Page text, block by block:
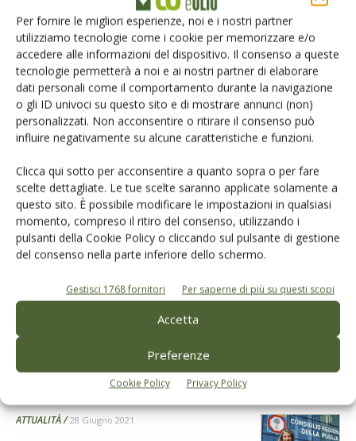
Per fornire le migliori esperienze, noi e i nostri partner
utilizziamo tecnologie come i cookie per memorizzare e/o
accedere alle informazioni del dispositivo. Il consenso a queste
tecnologie permetterà a noi e ai nostri partner di elaborare
dati personali come il comportamento durante la navigazione
o gli ID univoci su questo sito e di mostrare annunci (non)
personalizzati. Non acconsentire o ritirare il consenso può
influire negativamente su alcune caratteristiche e funzioni.
Clicca qui sotto per acconsentire a quanto sopra o per fare
scelte dettagliate. Le tue scelte saranno applicate solamente a
questo sito. È possibile modificare le impostazioni in qualsiasi
momento, compreso il ritiro del consenso, utilizzando i
pulsanti della Cookie Policy o cliccando sul pulsante di gestione
del consenso nella parte inferiore dello schermo.
Gestisci 1768 fornitori Per saperne di più su questi scopi
Accetta
Preferenze
Cookie Policy Privacy Policy
L'Esperto risponde
I consigli di Terra e Vita agli agricoltori
Cerca adesso
Dalla stessa categoria
NEWS 7 Marzo 2024
Il gruppo Tecniche Nuove
acquisisce il 100% di REDA
Si tratta di un marchio storico nella produzione di libri per gli istituti
tecnici agrari e per gli istituti professionali agrari
Di
ATTUALITÀ 28 Giugno 2021